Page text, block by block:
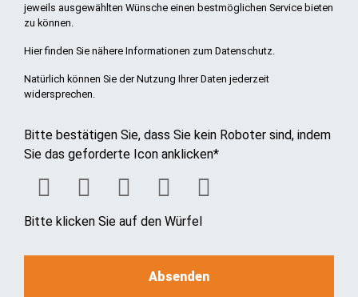
jeweils ausgewählten Wünsche einen bestmöglichen Service bieten
zu können.
Hier finden Sie nähere Informationen zum Datenschutz
Natürlich können Sie der Nutzung Ihrer Daten jederzeit
widersprechen.
Bitte bestätigen Sie, dass Sie kein Roboter sind, indem
Sie das geforderte Icon anklicken*
Bitte klicken Sie auf den Würfel